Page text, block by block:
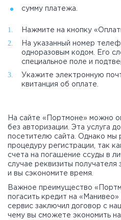
сумму платежа.
Нажмите на кнопку
На указанный номер
одноразовым кодом. Его
специальное поле и
Укажите электронную
квитанция об оплате.
На сайте «Портмоне» можно
без авторизации. Эта услуга
посетителю сайта. Однако мы
процедуру регистрации, так
счета на погашение ссуды в
случае реквизиты получателя
и вы сэкономите время.
Важное преимущество
погасить кредит на
сервис заключил договор с
чему вы сможете экономить на